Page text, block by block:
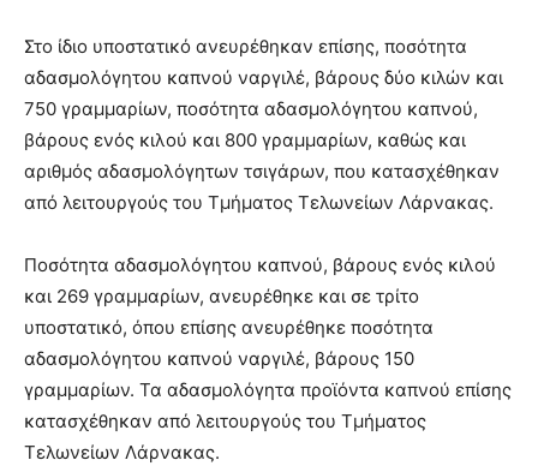
Στο ίδιο υποστατικό ανευρέθηκαν επίσης, ποσότητα
αδασμολόγητου καπνού ναργιλέ, βάρους δύο κιλών και
750 γραμμαρίων, ποσότητα αδασμολόγητου καπνού,
βάρους ενός κιλού και 800 γραμμαρίων, καθώς και
αριθμός αδασμολόγητων τσιγάρων, που κατασχέθηκαν
από λειτουργούς του Τμήματος Τελωνείων Λάρνακας.
Ποσότητα αδασμολόγητου καπνού, βάρους ενός κιλού
και 269 γραμμαρίων, ανευρέθηκε και σε τρίτο
υποστατικό, όπου επίσης ανευρέθηκε ποσότητα
αδασμολόγητου καπνού ναργιλέ, βάρους 150
γραμμαρίων. Τα αδασμολόγητα προϊόντα καπνού επίσης
κατασχέθηκαν από λειτουργούς του Τμήματος
Τελωνείων Λάρνακας.